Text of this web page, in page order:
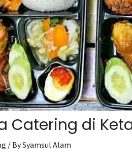
Catering di
/ BySyamsul Alam